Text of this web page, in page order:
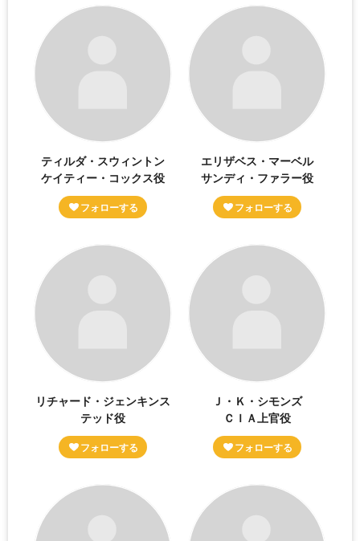
ティルダ・スウィントン
ケイティー・コックス役
エリザベス・マーベル
サンディ・ファラー役
リチャード・ジェンキンス
テッド役
Ｊ・Ｋ・シモンズ
ＣＩＡ上官役